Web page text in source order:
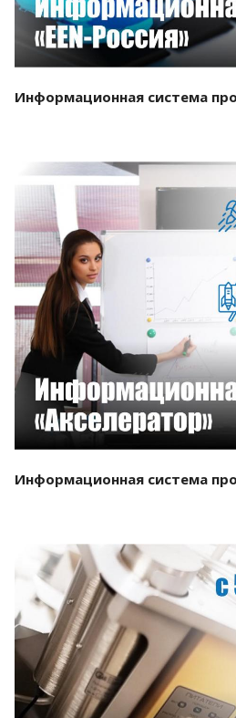
Информационная система
Смотреть
Информационная система
Смотреть